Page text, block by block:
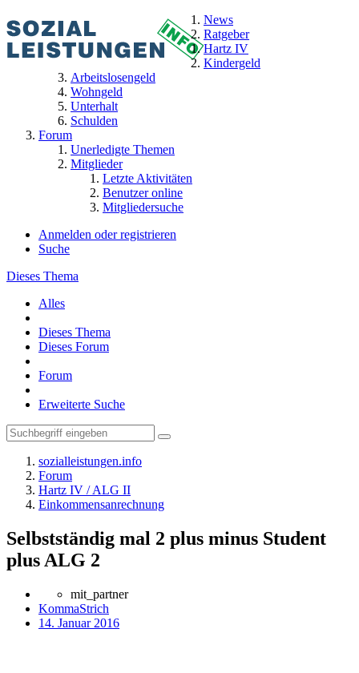
News
Ratgeber
Hartz IV
Kindergeld
Arbeitslosengeld
Wohngeld
Unterhalt
Schulden
Forum
Unerledigte Themen
Mitglieder
Letzte Aktivitäten
Benutzer online
Mitgliedersuche
Anmelden oder registrieren
Suche
Dieses Thema
Alles
Dieses Thema
Dieses Forum
Forum
Erweiterte Suche
sozialleistungen.info
Forum
Hartz IV / ALG II
Einkommensanrechnung
Selbstständig mal 2 plus minus Student
plus ALG 2
mit_partner
KommaStrich
14. Januar 2016